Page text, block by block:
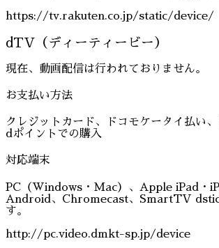
https://tv.rakuten.co.jp/static/device/
dTV（ディーティービー）
現在、動画配信は行われておりません。
お支払い方法
クレジットカード、ドコモケータイ払い
dポイントでの購入
対応端末
PC（Windows・Mac）、Apple iPad・
Android、Chromecast、SmartTV
す。
http://pc.video.dmkt-sp.jp/device